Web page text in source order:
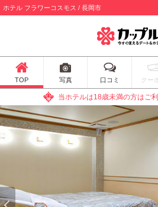
ホテル フラワーコスモス / 長岡市
TOP 写真 口コミ クー
当ホテルは18歳未満の方はご